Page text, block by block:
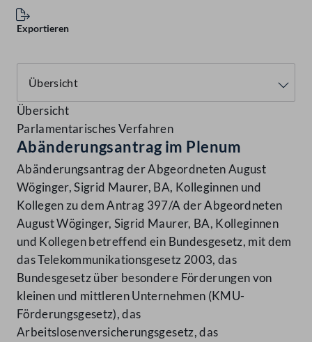
Exportieren
Übersicht
Parlamentarisches Verfahren
Abänderungsantrag im Plenum
Abänderungsantrag der Abgeordneten August
Wöginger, Sigrid Maurer, BA, Kolleginnen und
Kollegen zu dem Antrag 397/A der Abgeordneten
August Wöginger, Sigrid Maurer, BA, Kolleginnen
und Kollegen betreffend ein Bundesgesetz, mit dem
das Telekommunikationsgesetz 2003, das
Bundesgesetz über besondere Förderungen von
kleinen und mittleren Unternehmen (KMU-
Förderungsgesetz), das
Arbeitslosenversicherungsgesetz, das